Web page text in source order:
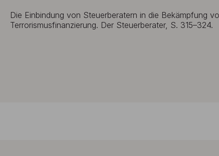
Die Einbindung von Steuerberatern in die Bekämpfung
Terrorismusfinanzierung. Der Steuerberater, S. 315–324.